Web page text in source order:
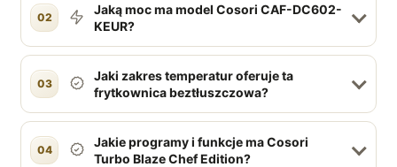
02
Jaką moc ma model Cosori CAF-DC602-
KEUR?
03
Jaki zakres temperatur oferuje ta
frytkownica beztłuszczowa?
04
Jakie programy i funkcje ma Cosori
Turbo Blaze Chef Edition?